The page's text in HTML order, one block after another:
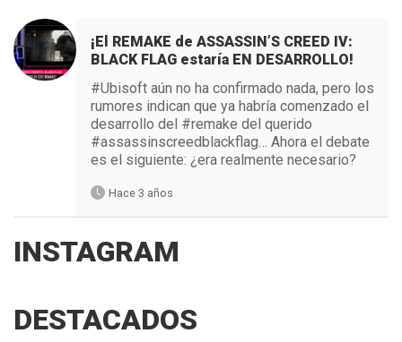
¡El REMAKE de ASSASSIN’S CREED IV:
BLACK FLAG estaría EN DESARROLLO!
#Ubisoft aún no ha confirmado nada, pero los
rumores indican que ya habría comenzado el
desarrollo del #remake del querido
#assassinscreedblackflag… Ahora el debate
es el siguiente: ¿era realmente necesario?
Hace 3 años
INSTAGRAM
DESTACADOS